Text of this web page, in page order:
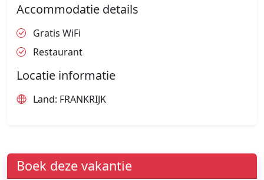
Accommodatie details
Gratis WiFi
Restaurant
Locatie informatie
Land: FRANKRIJK
Boek deze vakantie